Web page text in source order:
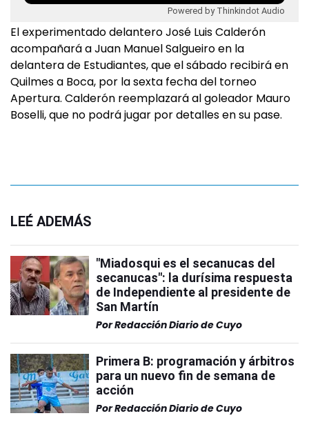
Powered by Thinkindot Audio
El experimentado delantero José Luis Calderón
acompañará a Juan Manuel Salgueiro en la
delantera de Estudiantes, que el sábado recibirá en
Quilmes a Boca, por la sexta fecha del torneo
Apertura. Calderón reemplazará al goleador Mauro
Boselli, que no podrá jugar por detalles en su pase.
LEÉ ADEMÁS
"Miadosqui es el secanucas del
secanucas": la durísima respuesta
de Independiente al presidente de
San Martín
PorRedacción Diario de Cuyo
Primera B: programación y árbitros
para un nuevo fin de semana de
acción
PorRedacción Diario de Cuyo